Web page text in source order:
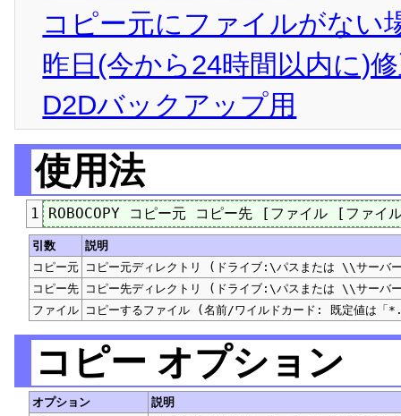
コピー元にファイルがない
昨日(今から24時間以内に)
D2Dバックアップ用
使用法
1
引数
説明
コピー元
コピー元ディレクトリ (ドライブ:\パスまたは \\サーバ
コピー先
コピー先ディレクトリ (ドライブ:\パスまたは \\サーバ
ファイル
コピーするファイル (名前/ワイルドカード: 既定値は「
コピー オプション
オプション
説明